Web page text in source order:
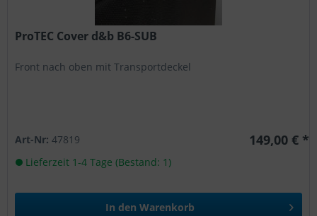
ProTEC Cover d&b B6-SUB
Front nach oben mit Transportdeckel
Art-Nr:47819 149,00 € *
Lieferzeit 1-4 Tage (Bestand: 1)
In den Warenkorb